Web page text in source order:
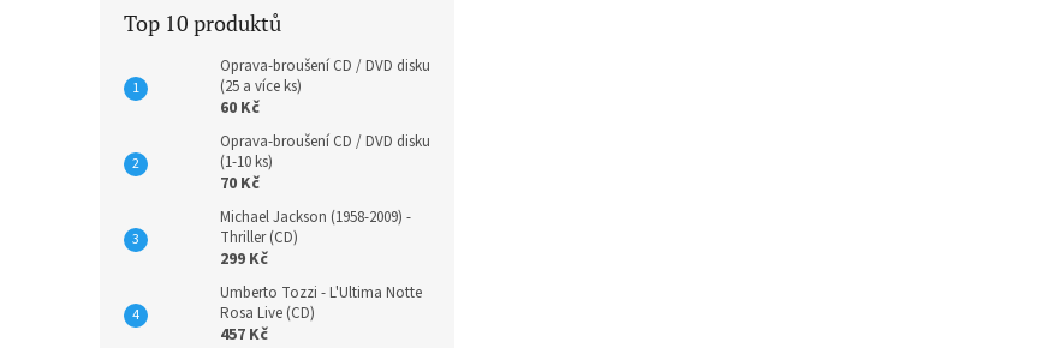
Top 10 produktů
Oprava-broušení CD / DVD disku
(25 a více ks)
60 Kč
Oprava-broušení CD / DVD disku
(1-10 ks)
70 Kč
Michael Jackson (1958-2009) -
Thriller (CD)
299 Kč
Umberto Tozzi - L'Ultima Notte
Rosa Live (CD)
457 Kč